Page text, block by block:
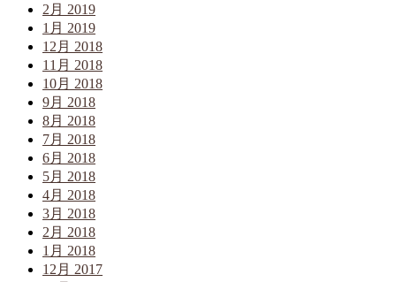
2月 2019
1月 2019
12月 2018
11月 2018
10月 2018
9月 2018
8月 2018
7月 2018
6月 2018
5月 2018
4月 2018
3月 2018
2月 2018
1月 2018
12月 2017